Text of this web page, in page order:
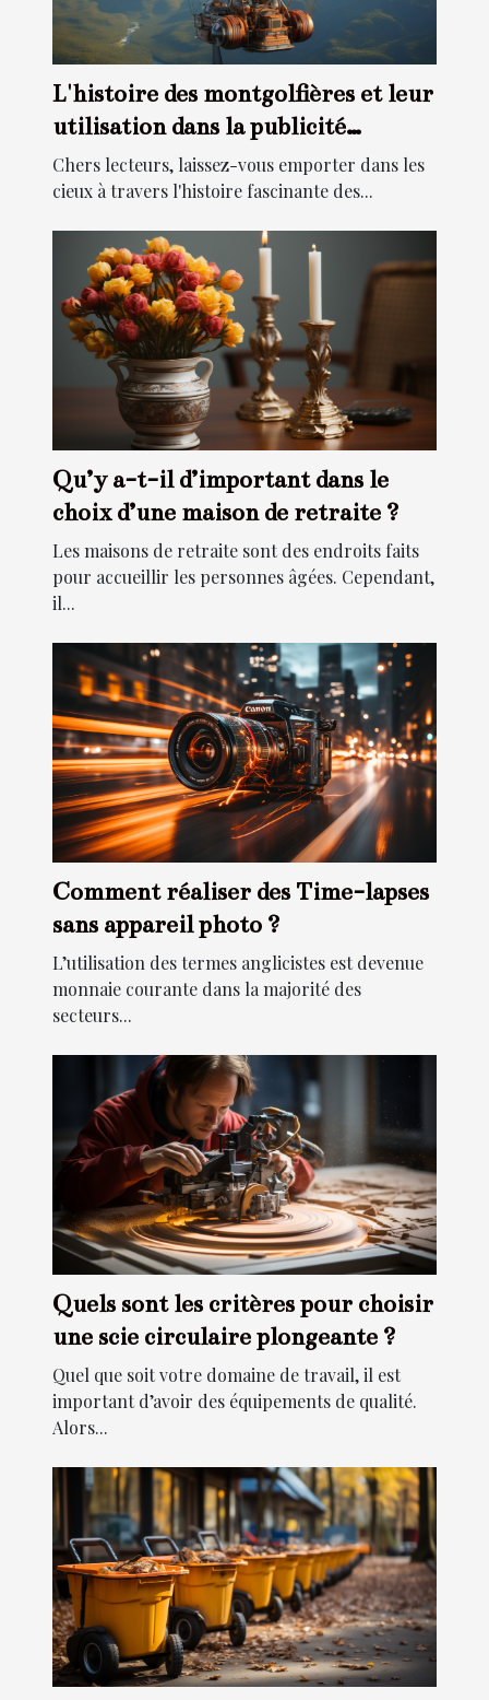
L'histoire des montgolfières et leur
utilisation dans la publicité
moderne
Chers lecteurs, laissez-vous emporter dans les
cieux à travers l'histoire fascinante des...
Qu’y a-t-il d’important dans le
choix d’une maison de retraite ?
Les maisons de retraite sont des endroits faits
pour accueillir les personnes âgées. Cependant,
il...
Comment réaliser des Time-lapses
sans appareil photo ?
L’utilisation des termes anglicistes est devenue
monnaie courante dans la majorité des
secteurs...
Quels sont les critères pour choisir
une scie circulaire plongeante ?
Quel que soit votre domaine de travail, il est
important d’avoir des équipements de qualité.
Alors...